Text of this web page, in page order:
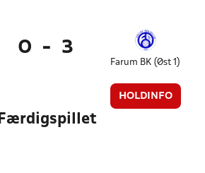
0 - 3
Farum BK (Øst 1)
HOLDINFO
Færdigspillet